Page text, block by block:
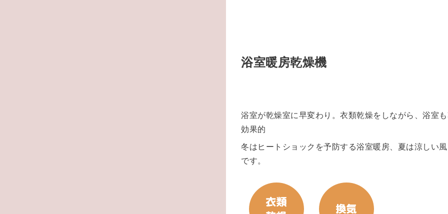
浴室暖房乾燥機
浴室が乾燥室に早変わり。衣類乾燥をしながら、浴室
効果的
冬はヒートショックを予防する浴室暖房、夏は涼しい
です。